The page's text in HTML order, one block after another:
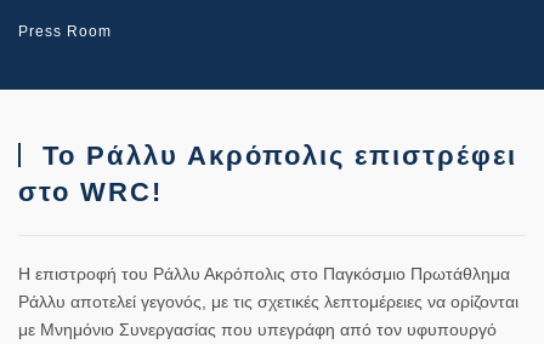
Press Room
Το Ράλλυ Ακρόπολις επιστρέφει
στο WRC!
Η επιστροφή του Ράλλυ Ακρόπολις στο Παγκόσμιο Πρωτάθλημα
Ράλλυ αποτελεί γεγονός, με τις σχετικές λεπτομέρειες να ορίζονται
με Μνημόνιο Συνεργασίας που υπεγράφη από τον υφυπουργό